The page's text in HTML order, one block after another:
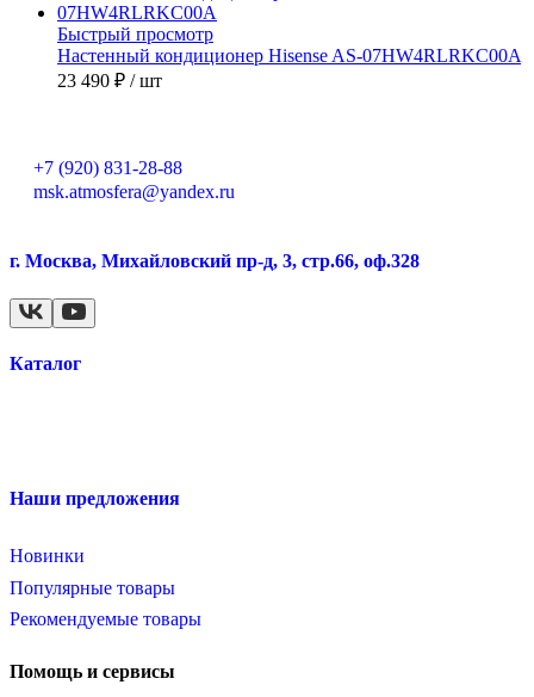
Быстрый просмотр
Настенный кондиционер Hisense AS-07HW4RLRKC00A
23 490 ₽ / шт
+7 (920) 831-28-88
msk.atmosfera@yandex.ru
г. Москва, Михайловский пр-д, 3, стр.66, оф.328
Каталог
Наши предложения
Новинки
Популярные товары
Рекомендуемые товары
Помощь и сервисы